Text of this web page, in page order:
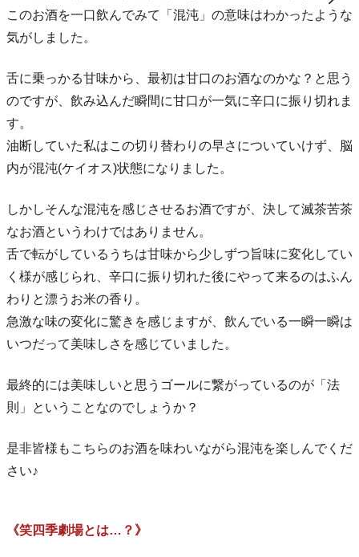
このお酒を一口飲んでみて「混沌」の意味はわかったような
気がしました。
舌に乗っかる甘味から、最初は甘口のお酒なのかな？と思う
のですが、飲み込んだ瞬間に甘口が一気に辛口に振り切れま
す。
油断していた私はこの切り替わりの早さについていけず、脳
内が混沌(ケイオス)状態になりました。
しかしそんな混沌を感じさせるお酒ですが、決して滅茶苦茶
なお酒というわけではありません。
舌で転がしているうちは甘味から少しずつ旨味に変化してい
く様が感じられ、辛口に振り切れた後にやって来るのはふん
わりと漂うお米の香り。
急激な味の変化に驚きを感じますが、飲んでいる一瞬一瞬は
いつだって美味しさを感じていました。
最終的には美味しいと思うゴールに繋がっているのが「法
則」ということなのでしょうか？
是非皆様もこちらのお酒を味わいながら混沌を楽しんでくだ
さい♪
《笑四季劇場とは…？》